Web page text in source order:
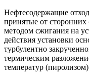
Нефтесодержащие
принятые от сторонних
методом сжигания на
действия установки
турбулентно
термическим
температур